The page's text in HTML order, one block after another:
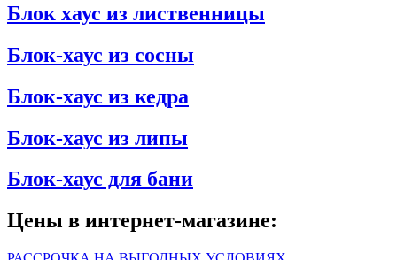
Блок хаус из лиственницы
Блок-хаус из сосны
Блок-хаус из кедра
Блок-хаус из липы
Блок-хаус для бани
Цены в интернет-магазине: